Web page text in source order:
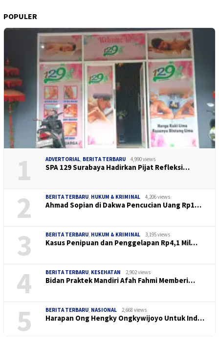
POPULER
1 ADVERTORIAL BERITA TERBARU 4,990 views
SPA 129 Surabaya Hadirkan Pijat Refleksi…
2 BERITA TERBARU HUKUM & KRIMINAL 4,206 views
Ahmad Sopian di Dakwa Pencucian Uang Rp1…
3 BERITA TERBARU HUKUM & KRIMINAL 3,195 views
Kasus Penipuan dan Penggelapan Rp4,1 Mil…
4 BERITA TERBARU KESEHATAN 2,902 views
Bidan Praktek Mandiri Afah Fahmi Memberi…
5 BERITA TERBARU NASIONAL 2,668 views
Harapan Ong Hengky Ongkywijoyo Untuk Ind…